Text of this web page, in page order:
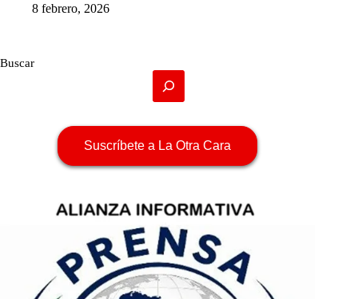
8 febrero, 2026
Buscar
Suscríbete a La Otra Cara